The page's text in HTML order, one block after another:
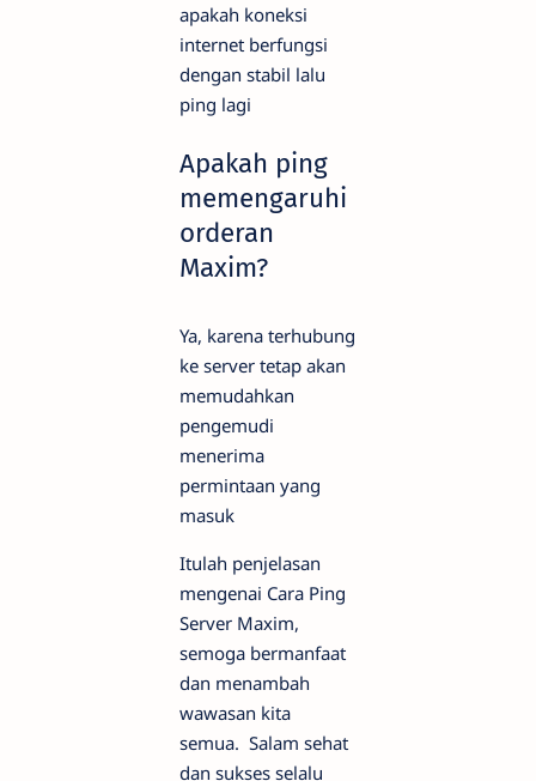
apakah koneksi
internet berfungsi
dengan stabil lalu
ping lagi
Apakah ping
memengaruhi
orderan
Maxim?
Ya, karena terhubung
ke server tetap akan
memudahkan
pengemudi
menerima
permintaan yang
masuk
Itulah penjelasan
mengenai Cara Ping
Server Maxim,
semoga bermanfaat
dan menambah
wawasan kita
semua. Salam sehat
dan sukses selalu